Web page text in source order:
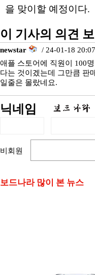
을 맞이할 예정이다.
이 기사의 의견 보
newstar / 24-01-18
애플 스토어에 직원이 100
다는 것이겠는데 그만큼 판
일줄은 몰랐네요.
닉네임
비회원
보드나라 많이 본 뉴스